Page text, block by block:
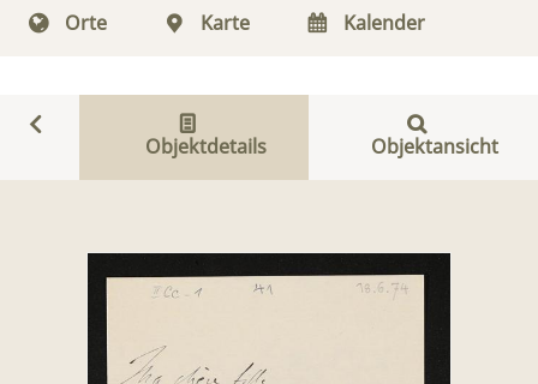
Orte Karte Kalender
Objektdetails Objektansicht